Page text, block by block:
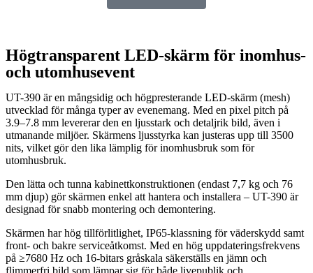
Högtransparent LED-skärm för inomhus-
och utomhusevent
UT-390 är en mångsidig och högpresterande LED-skärm (mesh)
utvecklad för många typer av evenemang. Med en pixel pitch på
3.9–7.8 mm levererar den en ljusstark och detaljrik bild, även i
utmanande miljöer. Skärmens ljusstyrka kan justeras upp till 3500
nits, vilket gör den lika lämplig för inomhusbruk som för
utomhusbruk.
Den lätta och tunna kabinettkonstruktionen (endast 7,7 kg och 76
mm djup) gör skärmen enkel att hantera och installera – UT-390 är
designad för snabb montering och demontering.
Skärmen har hög tillförlitlighet, IP65-klassning för väderskydd samt
front- och bakre serviceåtkomst. Med en hög uppdateringsfrekvens
på ≥7680 Hz och 16-bitars gråskala säkerställs en jämn och